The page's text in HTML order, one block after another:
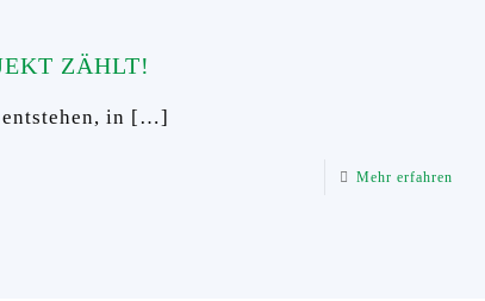
ZÄHLT!
in […]
Mehr erfahren